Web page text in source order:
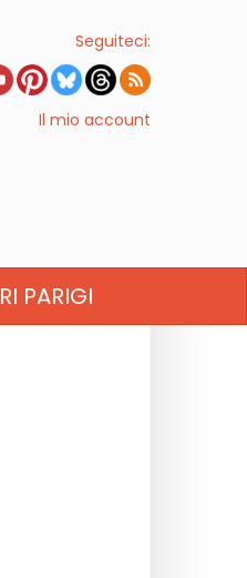
Seguiteci:
Il mio account
PARIGI